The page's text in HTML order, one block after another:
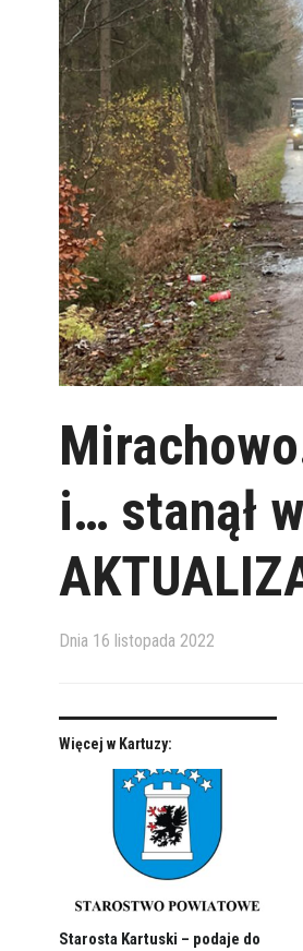
i… stanął
Dnia 16 listopada 2022
Więcej w Kartuzy:
Starosta Kartuski – podaje do